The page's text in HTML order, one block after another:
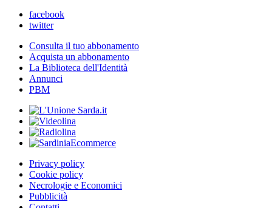
facebook
twitter
Consulta il tuo abbonamento
Acquista un abbonamento
La Biblioteca dell'Identità
Annunci
PBM
Privacy policy
Cookie policy
Necrologie e Economici
Pubblicità